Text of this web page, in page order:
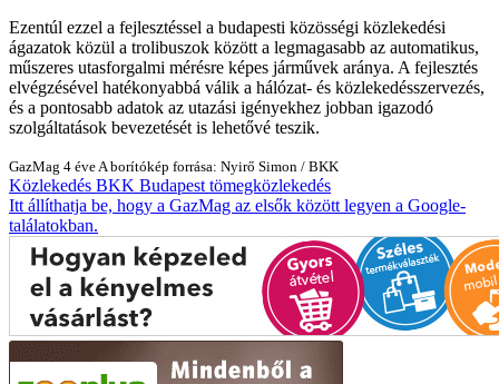
Ezentúl ezzel a fejlesztéssel a budapesti közösségi közlekedési
ágazatok közül a trolibuszok között a legmagasabb az automatikus,
műszeres utasforgalmi mérésre képes járművek aránya. A fejlesztés
elvégzésével hatékonyabbá válik a hálózat- és közlekedésszervezés,
és a pontosabb adatok az utazási igényekhez jobban igazodó
szolgáltatások bevezetését is lehetővé teszik.
GazMag 4 éve A borítókép forrása: Nyirő Simon / BKK
Közlekedés BKK Budapest tömegközlekedés
Itt állíthatja be, hogy a GazMag az elsők között legyen a Google-
találatokban.